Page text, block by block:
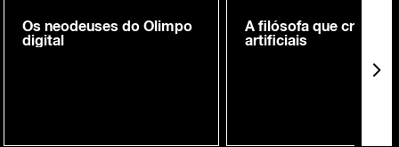
Os neodeuses do Olimpo
digital
A filósofa que cria
artificiais